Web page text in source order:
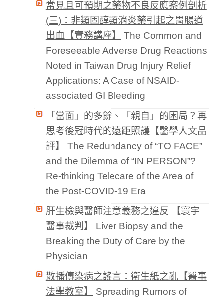
常見且可預期之藥物不良反應案例剖析
(三)：非類固醇類消炎藥引起之胃腸道
出血【實務講座】
The Common and
Foreseeable Adverse Drug Reactions
Noted in Taiwan Drug Injury Relief
Applications: A Case of NSAID-
associated GI Bleeding
「當面」的多餘、「親自」的困局？再
思考後冠時代的遠距照護【醫學人文品
評】
The Redundancy of “TO FACE”
and the Dilemma of “IN PERSON”?
Re-thinking Telecare of the Area of
the Post-COVID-19 Era
肝生檢與醫師注意義務之違反 【寰宇
醫事裁判】
Liver Biopsy and the
Breaking the Duty of Care by the
Physician
散播傳染病之謠言：衛生紙之亂【醫事
法學教室】
Spreading Rumors of